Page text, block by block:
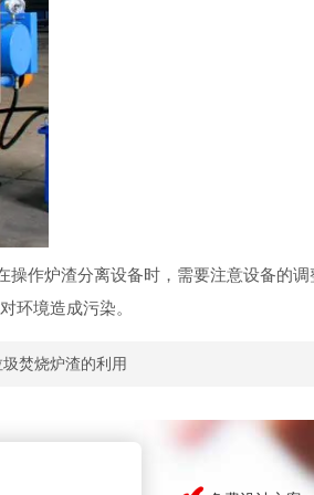
作炉渣分离设备时，需要注意设备的调
环境造成污染。
圾焚烧炉渣的利用